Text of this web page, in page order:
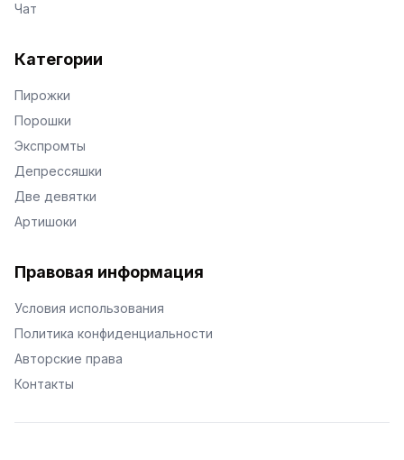
Чат
Категории
Пирожки
Порошки
Экспромты
Депрессяшки
Две девятки
Артишоки
Правовая информация
Условия использования
Политика конфиденциальности
Авторские права
Контакты